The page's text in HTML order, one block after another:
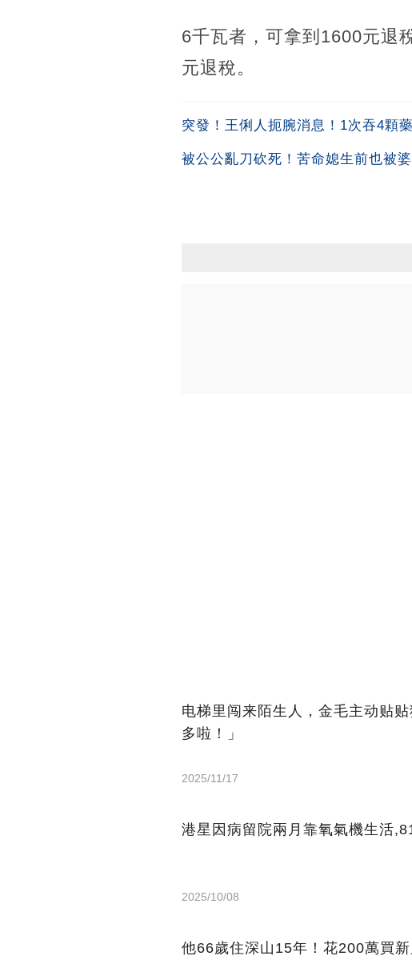
6千瓦者，可拿到1600元退
元退稅。
突發！王俐人扼腕消息！1次吞4顆
被公公亂刀砍死！苦命媳生前也被
电梯里闯来陌生人，金毛主动贴
多啦！」
2025/11/17
港星因病留院兩月靠氧氣機生活
2025/10/08
他66歲住深山15年！花200萬買